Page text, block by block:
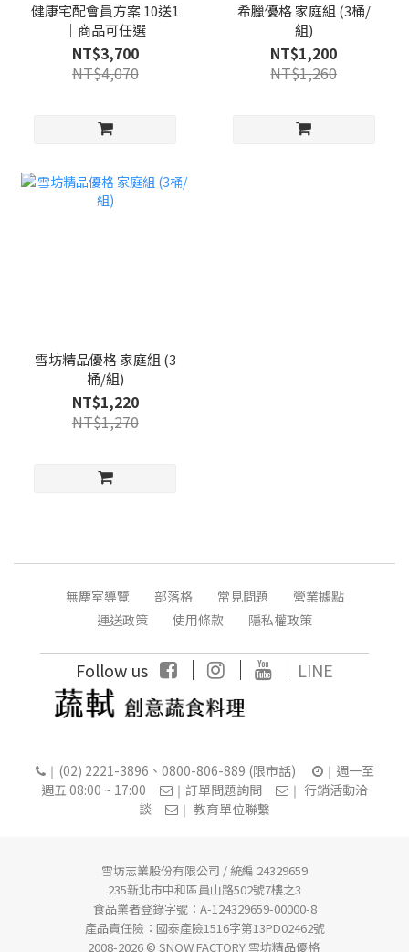
健康宅配會員方案 10送1
｜商品可任選
NT$3,700
NT$4,070
希臘優格 家庭組 (3桶/
組)
NT$1,200
NT$1,260
雪坊精品優格 家庭組 (3
桶/組)
NT$1,220
NT$1,270
無塵室導覽 部落格 常見問題
營業據點
運送政策
使用條款 隱私權政策
Follow us ｜ ｜ ｜ LINE
｜ (02) 2221-3896、0800-806-889 (限市話) ｜ 週一至
週五 08:00 ~ 17:00
｜ 訂單問題詢問 ｜
行銷活動洽
談
｜ 教育單位聯繫
雪坊志業股份有限公司 / 統編 24329659
235新北市中和區員山路502號7樓之3
食品業者登錄字號：A-124329659-00000-8
產品責任險：國泰產險1516字第13PD02462號
2008-2026 © SNOW FACTORY 雪坊精品優格